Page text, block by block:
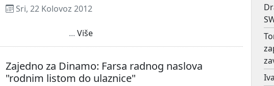
Sri, 22 Kolovoz 2012
... Više
Zajedno za Dinamo: Farsa radnog naslova
"rodnim listom do ulaznice"